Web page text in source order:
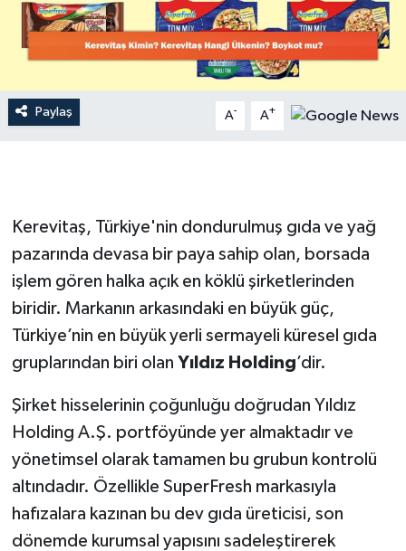
Paylaş A- A+
Kerevitaş, Türkiye'nin dondurulmuş gıda ve yağ
pazarında devasa bir paya sahip olan, borsada
işlem gören halka açık en köklü şirketlerinden
biridir. Markanın arkasındaki en büyük güç,
Türkiye’nin en büyük yerli sermayeli küresel gıda
gruplarından biri olan Yıldız Holding’dir.
Şirket hisselerinin çoğunluğu doğrudan Yıldız
Holding A.Ş. portföyünde yer almaktadır ve
yönetimsel olarak tamamen bu grubun kontrolü
altındadır. Özellikle SuperFresh markasıyla
hafızalara kazınan bu dev gıda üreticisi, son
dönemde kurumsal yapısını sadeleştirerek